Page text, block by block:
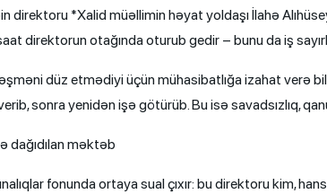
direktoru *Xalid müəllimin həyat yoldaşı İlahə
direktorun otağında oturub gedir – bunu da iş
düz etmədiyi üçün mühasibatlığa izahat verə
sonra yenidən işə götürüb. Bu isə savadsızlıq,
dağıdılan məktəb
fonunda ortaya sual çıxır: bu direktoru kim,